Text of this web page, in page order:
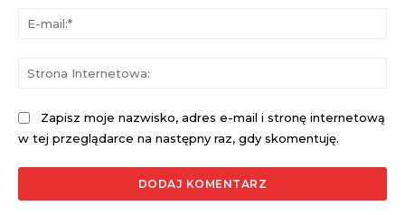
Zapisz moje nazwisko, adres e-mail i stronę internetową
w tej przeglądarce na następny raz, gdy skomentuję.